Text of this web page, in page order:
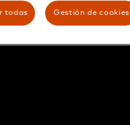
todas Gestión de cookies